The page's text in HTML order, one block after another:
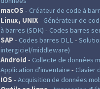
macOS - Créateur de code à
Linux, UNIX- Générateur de
à barres (SDK) - Codes barres
SAP- Codes barres DLL-
intergiciel/middleware)
Android - Collecte de données
Application d'inventaire - Clavier
iOS - Acquisition de données